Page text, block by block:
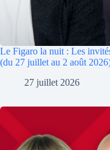
Le Figaro la nuit : Les
(du 27 juillet au 2 août
27 juillet 2026